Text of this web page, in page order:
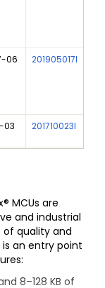
06 201905017I
03 201710023I
MCUs are
and industrial
of quality and
is an entry point
8–128 KB of